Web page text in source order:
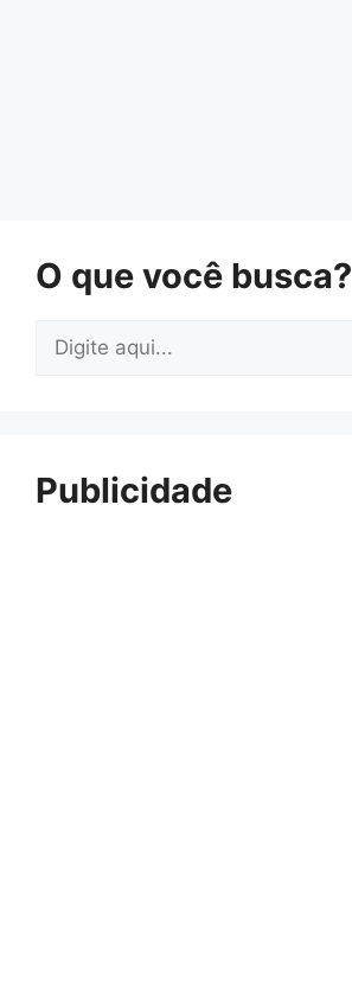
O que você busca?
Pesquisar
Publicidade